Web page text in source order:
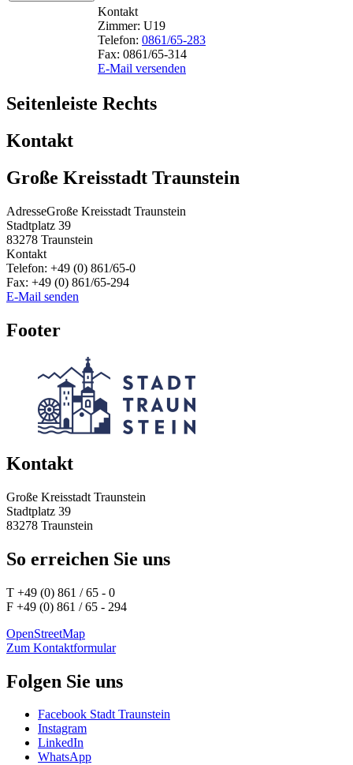
Kontakt
Zimmer: U19
Telefon: 0861/65-283
Fax: 0861/65-314
E-Mail versenden
Seitenleiste Rechts
Kontakt
Große Kreisstadt Traunstein
AdresseGroße Kreisstadt Traunstein
Stadtplatz 39
83278 Traunstein
Kontakt
Telefon: +49 (0) 861/65-0
Fax: +49 (0) 861/65-294
E-Mail senden
Footer
Kontakt
Große Kreisstadt Traunstein
Stadtplatz 39
83278 Traunstein
So erreichen Sie uns
T +49 (0) 861 / 65 - 0
F +49 (0) 861 / 65 - 294
OpenStreetMap
Zum Kontaktformular
Folgen Sie uns
Facebook Stadt Traunstein
Instagram
LinkedIn
WhatsApp